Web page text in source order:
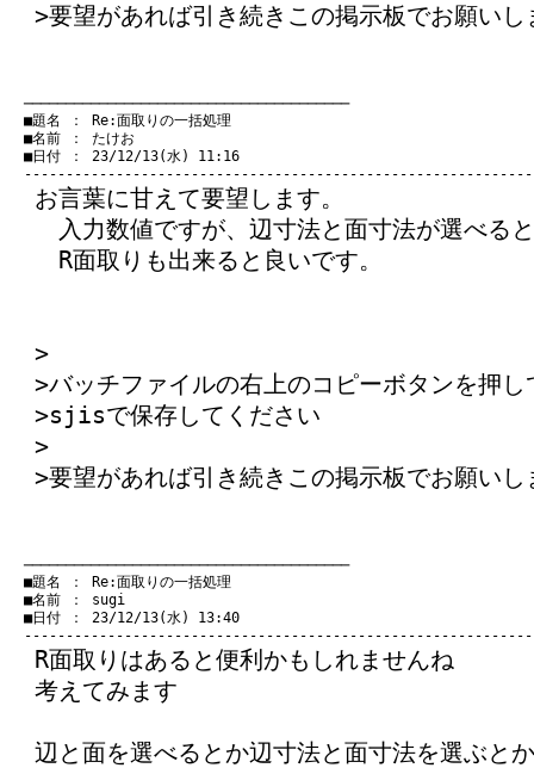
>要望があれば引き続きこの掲示板でお願いし
───────────────────────────────────────
■題名 ： Re:面取りの一括処理
■名前 ： たけお
■日付 ： 23/12/13(水) 11:16
お言葉に甘えて要望します。
入力数値ですが、辺寸法と面寸法が選べる
R面取りも出来ると良いです。
>
>バッチファイルの右上のコピーボタンを押し
>sjisで保存してください
>
>要望があれば引き続きこの掲示板でお願いし
───────────────────────────────────────
■題名 ： Re:面取りの一括処理
■名前 ： sugi
■日付 ： 23/12/13(水) 13:40
R面取りはあると便利かもしれませんね
考えてみます
辺と面を選べるとか辺寸法と面寸法を選ぶと